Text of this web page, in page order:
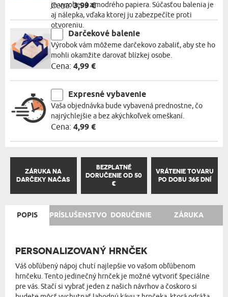
je vyrobená z modrého papiera. Súčasťou balenia je
aj nálepka, vďaka ktorej ju zabezpečíte proti
otvoreniu.
Cena:3,99 €
Darčekové balenie
Výrobok vám môžeme darčekovo zabaliť, aby ste ho
mohli okamžite darovať blízkej osobe.
Cena: 4,99 €
Expresné vybavenie
Vaša objednávka bude vybavená prednostne, čo
najrýchlejšie a bez akýchkoľvek omeškaní.
Cena: 4,99 €
ZÁRUKA NA
DARČEKY NAČAS
BEZPLATNÉ
DORUČENIE OD 50
€
VRÁTENIE TOVARU
PO DOBU 365 DNÍ
POPIS PRÍSLUŠENSTVO DORUČENIE ZÁRUKA
PERSONALIZOVANÝ HRNČEK
Váš obľúbený nápoj chutí najlepšie vo vašom obľúbenom
hrnčeku. Tento jedinečný hrnček je možné vytvoriť špeciálne
pre vás. Stačí si vybrať jeden z našich návrhov a čoskoro si